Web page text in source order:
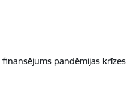
finansējums pandēmijas krīzes